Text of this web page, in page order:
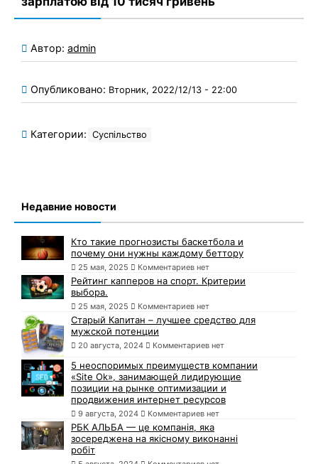
Автор: admin
Опубликовано: Вторник, 2022/12/13 - 22:00
Категории: Суспільство
Недавние новости
Кто такие прогнозисты баскетбола и
почему они нужны каждому беттору
25 мая, 2025 Комментариев нет
Рейтинг капперов на спорт. Критерии
выбора.
25 мая, 2025 Комментариев нет
Старый Капитан – лучшее средство для
мужской потенции
20 августа, 2024 Комментариев нет
5 неоспоримых преимуществ компании
«Site Ok», занимающей лидирующие
позиции на рынке оптимизации и
продвижения интернет ресурсов
9 августа, 2024 Комментариев нет
РБК АЛЬБА — це компанія, яка
зосереджена на якісному виконанні
робіт